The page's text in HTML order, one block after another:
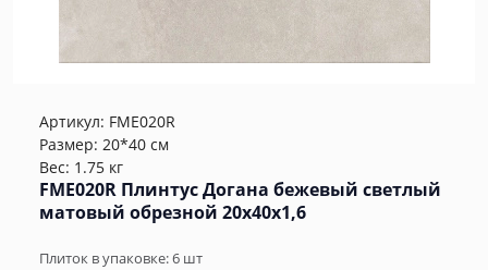
Артикул: FME020R
Размер: 20*40 см
Вес: 1.75 кг
FME020R Плинтус Догана бежевый светлый
матовый обрезной 20x40x1,6
Плиток в упаковке:6 шт